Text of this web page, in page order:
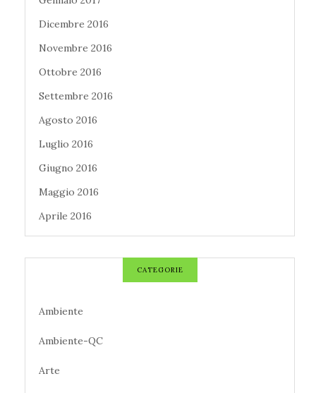
Dicembre 2016
Novembre 2016
Ottobre 2016
Settembre 2016
Agosto 2016
Luglio 2016
Giugno 2016
Maggio 2016
Aprile 2016
CATEGORIE
Ambiente
Ambiente-QC
Arte